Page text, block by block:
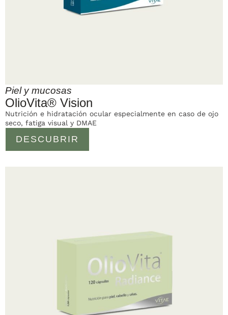
Piel y mucosas
OlioVita® Vision
DESCUBRIR
Nutrición e hidratación ocular especialmente en caso de ojo
seco, fatiga visual y DMAE